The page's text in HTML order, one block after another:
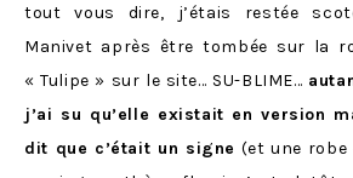
tout vous dire, j’étais restée
Manivet après être tombée sur la
« Tulipe » sur le site… SU-BLIME…
j’ai su qu’elle existait en version
dit que c’était un signe (et une